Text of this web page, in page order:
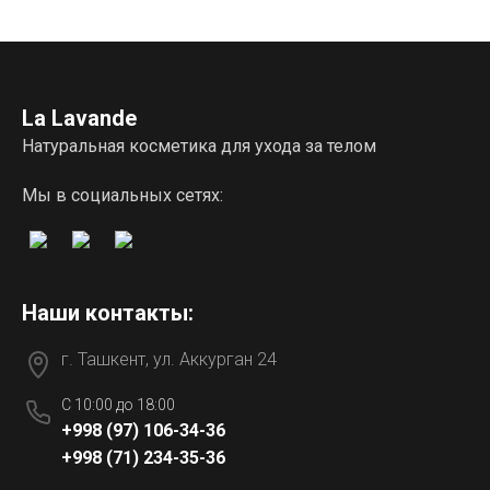
La Lavande
Натуральная косметика для ухода за телом
Мы в социальных сетях:
Наши контакты:
г. Ташкент, ул. Аккурган 24
C 10:00 до 18:00
+998 (97) 106-34-36
+998 (71) 234-35-36